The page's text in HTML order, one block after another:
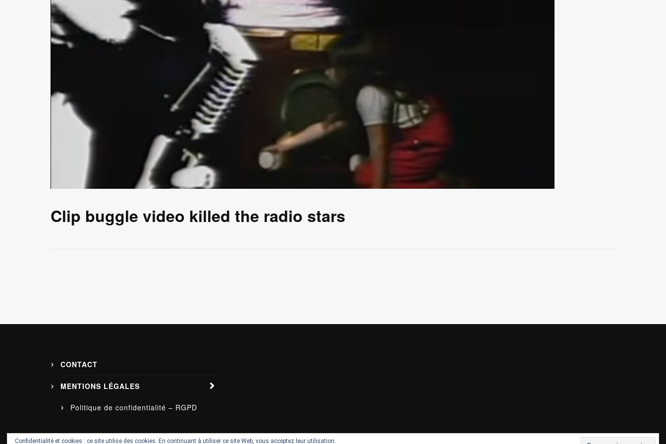
Clip buggle video killed the radio stars
CONTACT
MENTIONS LÉGALES
Politique de confidentialité – RGPD
Confidentialité et cookies : ce site utilise des cookies. En continuant à utiliser ce site Web, vous acceptez leur utilisation.